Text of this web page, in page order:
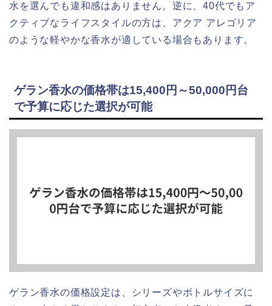
水を選んでも違和感はありません。逆に、40代でもア
クティブなライフスタイルの方は、アクア アレゴリア
のような軽やかな香水が適している場合もあります。
ゲラン香水の価格帯は15,400円～50,000円台
で予算に応じた選択が可能
ゲラン香水の価格設定は、シリーズやボトルサイズに